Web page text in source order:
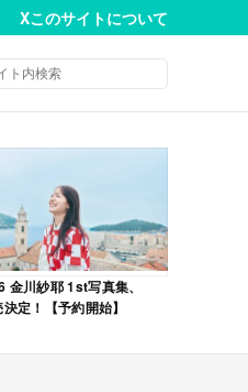
Xこのサイトについて
金川紗耶 1st写真集、
定！【予約開始】